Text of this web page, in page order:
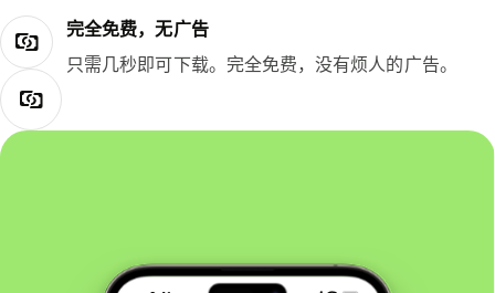
完全免费，无广告
只需几秒即可下载。完全免费，没有烦人的广告。